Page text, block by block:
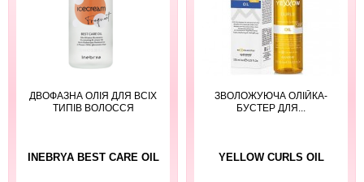
ДВОФАЗНА ОЛІЯ ДЛЯ ВСІХ
ТИПІВ ВОЛОССЯ
INEBRYA BEST CARE OIL
ЗВОЛОЖУЮЧА ОЛІЙКА-
БУСТЕР ДЛЯ...
YELLOW CURLS OIL